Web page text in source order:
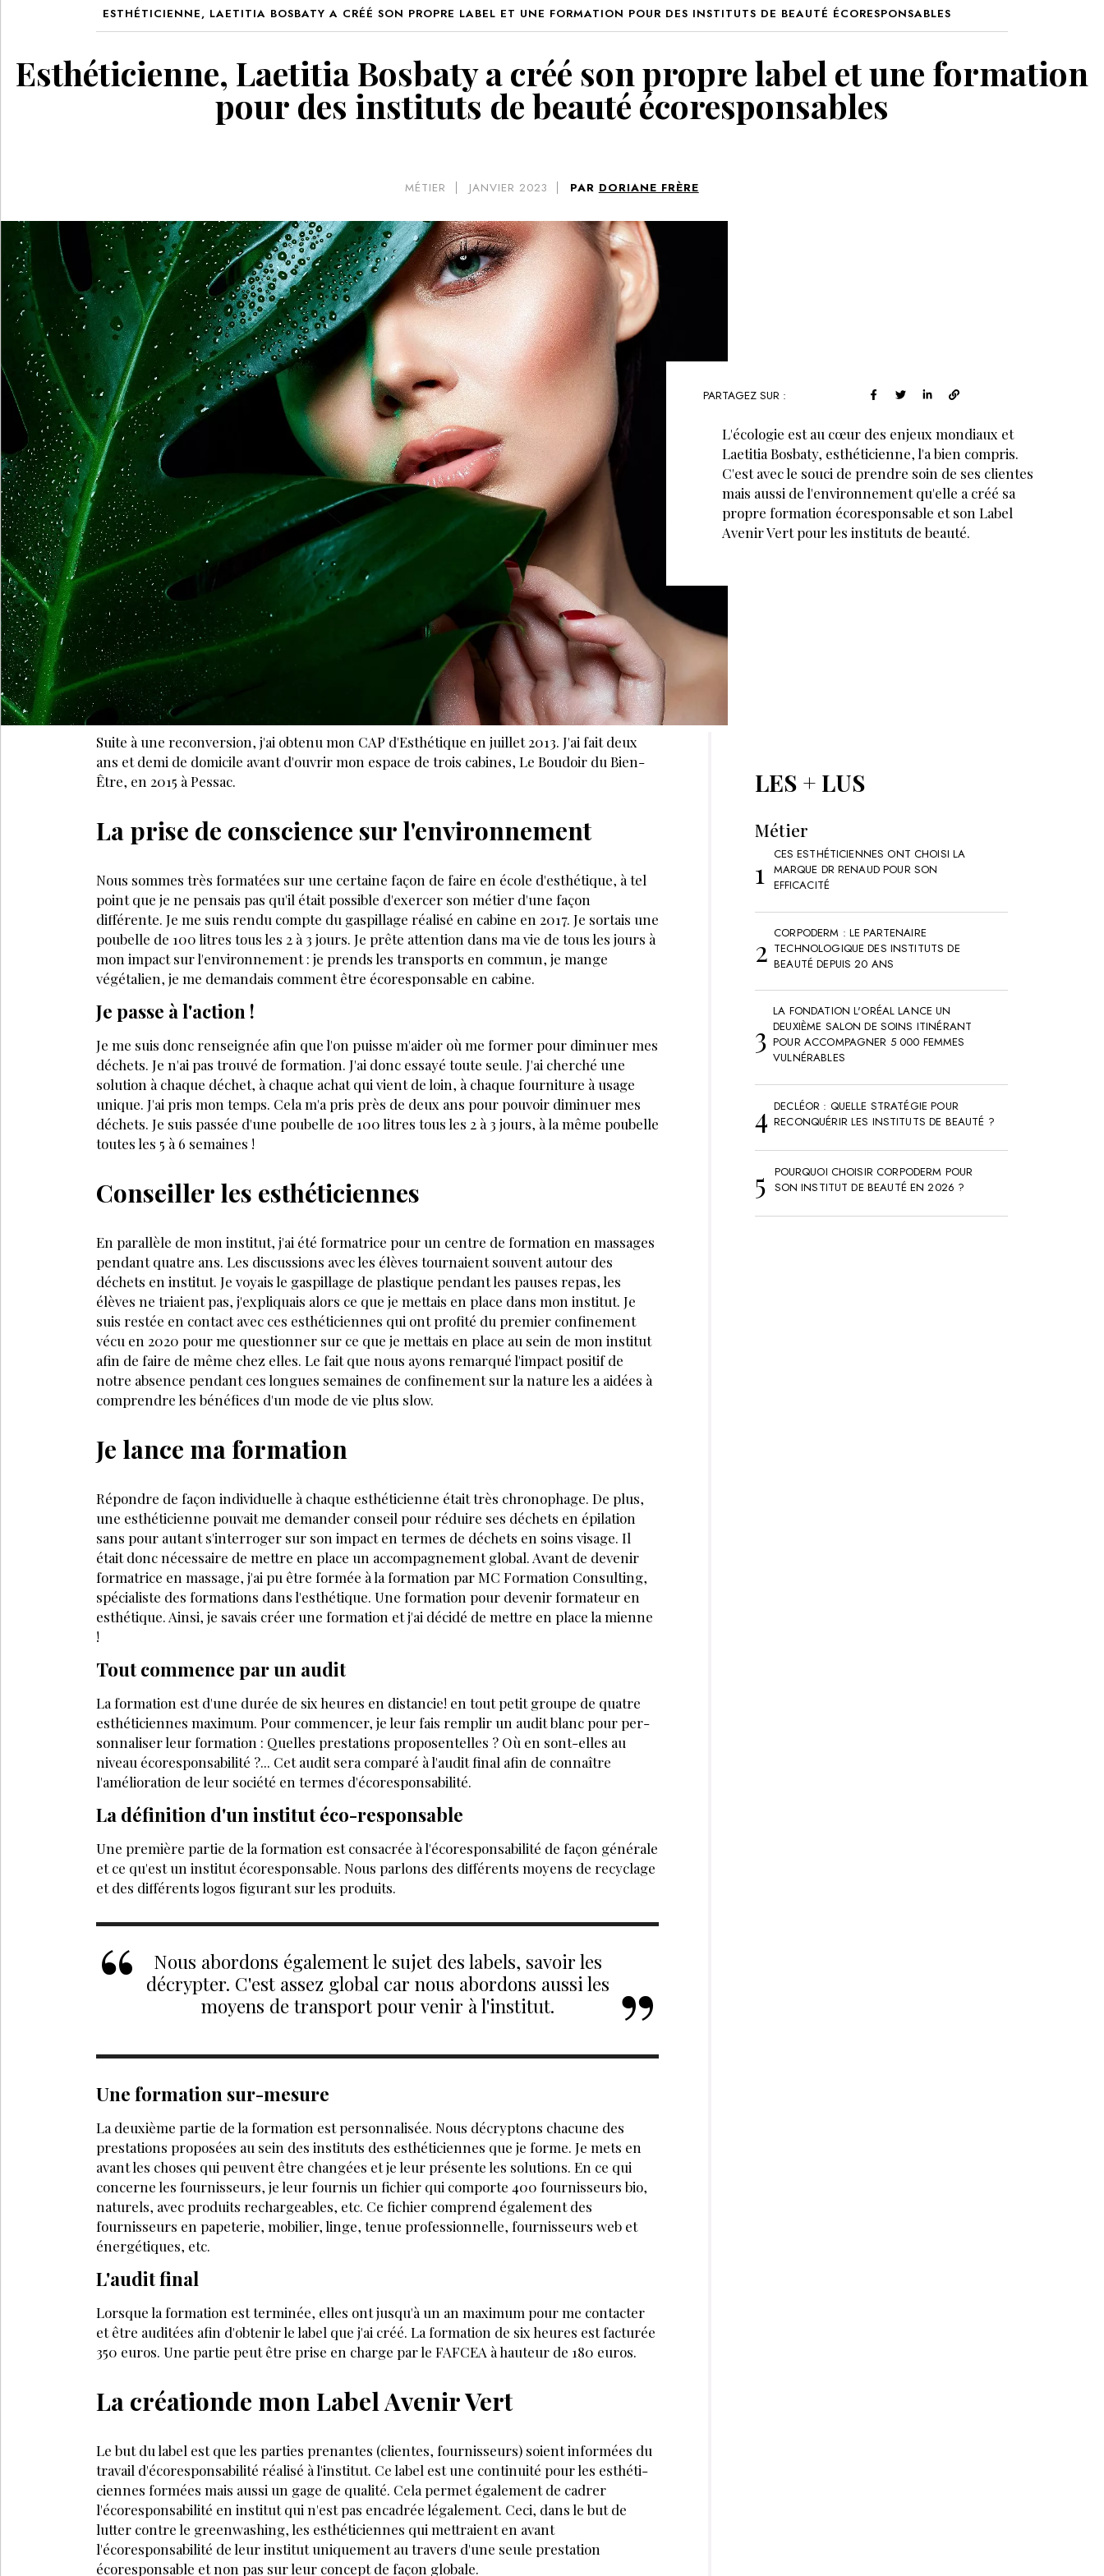
VOIR MON PANIER
ESTHÉTICIENNE, LAETITIA BOSBATY A CRÉÉ SON PROPRE LABEL ET UNE FORMATION POUR DES INSTITUTS DE BEAUTÉ ÉCORESPONSABLES
Esthéticienne, Laetitia Bosbaty a créé son propre label et une formation
pour des instituts de beauté écoresponsables
MÉTIER JANVIER 2023 PAR DORIANE FRÈRE
PARTAGEZ SUR :
L'écologie est au cœur des enjeux mondiaux et
Laetitia Bosbaty, esthéticienne, l'a bien compris.
C'est avec le souci de prendre soin de ses clientes
mais aussi de l'environnement qu'elle a créé sa
propre formation écoresponsable et son Label
Avenir Vert pour les instituts de beauté.
Suite à une reconversion, j'ai obtenu mon CAP d'Esthétique en juillet 2013. J'ai fait deux
ans et demi de domicile avant d'ouvrir mon espace de trois cabines, Le Boudoir du Bien-
Être, en 2015 à Pessac.
La prise de conscience sur l'environnement
Nous sommes très formatées sur une certaine façon de faire en école d'esthétique, à tel
point que je ne pensais pas qu'il était possible d'exercer son métier d'une façon
différente. Je me suis rendu compte du gaspillage réalisé en cabine en 2017. Je sortais une
poubelle de 100 litres tous les 2 à 3 jours. Je prête attention dans ma vie de tous les jours à
mon impact sur l'environnement : je prends les transports en commun, je mange
végétalien, je me demandais comment être écoresponsable en cabine.
Je passe à l'action !
Je me suis donc renseignée afin que l'on puisse m'aider où me former pour diminuer mes
déchets. Je n'ai pas trouvé de formation. J'ai donc essayé toute seule. J'ai cherché une
solution à chaque déchet, à chaque achat qui vient de loin, à chaque fourniture à usage
unique. J'ai pris mon temps. Cela m'a pris près de deux ans pour pouvoir diminuer mes
déchets. Je suis passée d'une poubelle de 100 litres tous les 2 à 3 jours, à la même poubelle
toutes les 5 à 6 semaines !
Conseiller les esthéticiennes
En parallèle de mon institut, j'ai été formatrice pour un centre de formation en massages
pendant quatre ans. Les discussions avec les élèves tournaient souvent autour des
déchets en institut. Je voyais le gaspillage de plastique pendant les pauses repas, les
élèves ne triaient pas, j'expliquais alors ce que je met­tais en place dans mon institut. Je
suis restée en contact avec ces esthé­ticiennes qui ont profité du premier confinement
vécu en 2020 pour me questionner sur ce que je mettais en place au sein de mon institut
afin de faire de même chez elles. Le fait que nous ayons remarqué l'impact positif de
notre absence pendant ces lon­gues semaines de confinement sur la nature les a aidées à
comprendre les bénéfices d'un mode de vie plus slow.
Je lance ma formation
Répondre de façon individuelle à chaque esthéticienne était très chro­nophage. De plus,
une esthéticienne pouvait me demander conseil pour réduire ses déchets en épilation
sans pour autant s'interroger sur son im­pact en termes de déchets en soins visage. Il
était donc nécessaire de mettre en place un accompagnement global. Avant de devenir
formatrice en massage, j'ai pu être formée à la formation par MC Formation Consul­ting,
spécialiste des formations dans l'esthétique. Une formation pour de­venir formateur en
esthétique. Ainsi, je savais créer une formation et j'ai décidé de mettre en place la mienne
!
Tout commence par un audit
La formation est d'une durée de six heures en distancie! en tout petit groupe de quatre
esthéticiennes maximum. Pour commencer, je leur fais remplir un audit blanc pour per­
sonnaliser leur formation : Quelles prestations proposent­elles ? Où en sont-elles au
niveau écoresponsabilité ?... Cet audit sera comparé à l'audit final afin de connaître
l'amélioration de leur société en termes d'écoresponsa­bilité.
La définition d'un institut éco-responsable
Une première partie de la formation est consacrée à l'écores­ponsabilité de façon générale
et ce qu'est un institut écores­ponsable. Nous parlons des différents moyens de recyclage
et des différents logos figurant sur les produits.
Nous abor­dons également le sujet des labels, savoir les
décrypter. C'est assez global car nous abordons aussi les
moyens de transport pour venir à l'institut.
Une formation sur-mesure
La deuxième partie de la formation est personnalisée. Nous décryptons chacune des
prestations proposées au sein des instituts des esthéticiennes que je forme. Je mets en
avant les choses qui peuvent être changées et je leur présente les solutions. En ce qui
concerne les fournisseurs, je leur fournis un fichier qui comporte 400 fournisseurs bio,
naturels, avec produits rechargeables, etc. Ce fichier comprend également des
fournisseurs en papeterie, mobilier, linge, tenue profes­sionnelle, fournisseurs web et
énergétiques, etc.
L'audit final
Lorsque la formation est terminée, elles ont jusqu'à un an maximum pour me contacter
et être auditées afin d'obtenir le label que j'ai créé. La formation de six heures est facturée
350 euros. Une partie peut être prise en charge par le FAF­CEA à hauteur de 180 euros.
La créationde mon Label Avenir Vert
Le but du label est que les parties prenantes (clientes, four­nisseurs) soient informées du
travail d'écoresponsabilité réa­lisé à l'institut. Ce label est une continuité pour les esthéti­
ciennes formées mais aussi un gage de qualité. Cela permet également de cadrer
l'écoresponsabilité en institut qui n'est pas encadrée légalement. Ceci, dans le but de
lutter contre le greenwashing, les esthéticiennes qui mettraient en avant
l'écoresponsabilité de leur institut uniquement au travers d'une seule prestation
écoresponsable et non pas sur leur concept de façon globale.
LES + LUS
Métier
CES ESTHÉTICIENNES ONT CHOISI LA
MARQUE DR RENAUD POUR SON
EFFICACITÉ
CORPODERM : LE PARTENAIRE
TECHNOLOGIQUE DES INSTITUTS DE
BEAUTÉ DEPUIS 20 ANS
LA FONDATION L'ORÉAL LANCE UN
DEUXIÈME SALON DE SOINS ITINÉRANT
POUR ACCOMPAGNER 5 000 FEMMES
VULNÉRABLES
DECLÉOR : QUELLE STRATÉGIE POUR
RECONQUÉRIR LES INSTITUTS DE BEAUTÉ ?
POURQUOI CHOISIR CORPODERM POUR
SON INSTITUT DE BEAUTÉ EN 2026 ?